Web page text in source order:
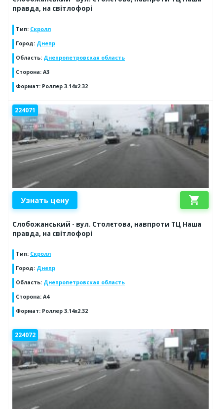
правда, на світлофорі
Тип: Скролл
Город: Днепр
Область: Днепропетровская область
Сторона: А3
Формат: Роллер 3.14х2.32
224071
Узнать цену shopping_cart
Слобожанський - вул. Столєтова, навпроти ТЦ Наша
правда, на світлофорі
Тип: Скролл
Город: Днепр
Область: Днепропетровская область
Сторона: А4
Формат: Роллер 3.14х2.32
224072